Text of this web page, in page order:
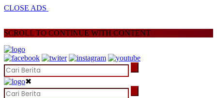
CLOSE ADS
SCROLL TO CONTINUE WITH CONTENT
✖